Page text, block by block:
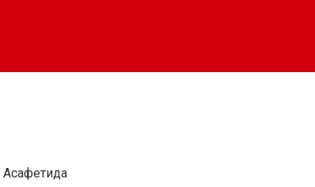
Асафетида